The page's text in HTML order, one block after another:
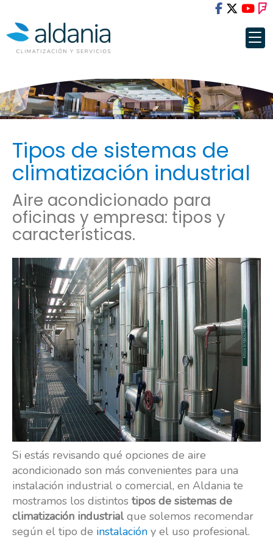
Tipos de sistemas de
climatización industrial
Aire acondicionado para
oficinas y empresa: tipos y
características.
Si estás revisando qué opciones de aire
acondicionado son más convenientes para una
instalación industrial o comercial, en Aldania te
mostramos los distintos tipos de sistemas de
climatización industrial que solemos recomendar
según el tipo de instalación y el uso profesional.